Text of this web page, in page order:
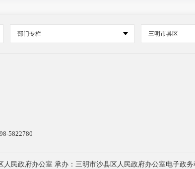
部门专栏 三明市县区
5822780
人民政府办公室 承办：三明市沙县区人民政府办公室电子政务